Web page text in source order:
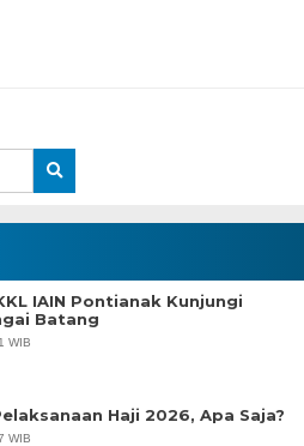
IAIN Pontianak Kunjungi
Batang
WIB
Haji 2026, Apa Saja?
WIB